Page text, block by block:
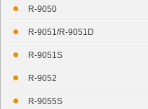
R-9050
R-9051/R-9051D
R-9051S
R-9052
R-9055S